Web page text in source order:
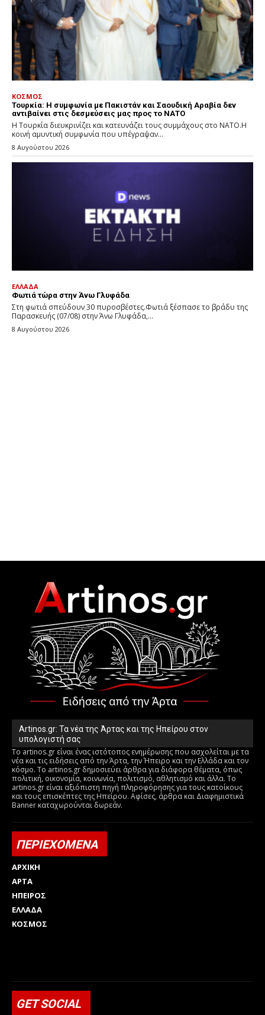
Artinos.gr: Τα νέα της Άρτας και της Ηπείρου στον
υπολογιστή σας
Το artinos.gr είναι ένας ιστότοπος ενημέρωσης που ασχολείται με τα
νέα και τις ειδήσεις από την Άρτα, την Ήπειρο και την Ελλάδα και τον
κόσμο. Το artinos.gr δημοσιεύει άρθρα για διάφορα θέματα, όπως
πολιτική, οικονομία, κοινωνία, πολιτισμό, αθλητισμό και άλλα. Το
artinos.gr είναι αξιόπιστη πηγή πληροφόρησης για τους κατοίκους
και τους επισκέπτες της Ηπείρου. Αφίσες, άρθρα και Διαφημιστικά
Banner καταχωρούνται δωρεάν.
ΠΕΡΙΕΧΟΜΕΝΑ
ΑΡΧΙΚΗ
ΑΡΤΑ
ΗΠΕΙΡΟΣ
ΕΛΛΑΔΑ
ΚΟΣΜΟΣ
GET SOCIAL